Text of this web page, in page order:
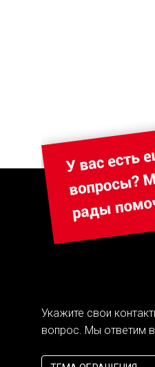
Укажите свои
вопрос. Мы ответим